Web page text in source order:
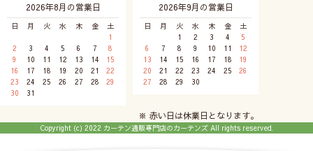
2026年8月の営業日
日 月 火 水 木 金
土
1
2
3 4 5 6 7
8
9
10 11 12 13 14
15
16
17 18 19 20 21
22
23
24 25 26 27 28
29
30
31
2026年9月の営業日
日 月 火 水 木 金
土
1
2 3 4
5
6
7 8 9 10 11
12
13
14 15 16 17 18
19
20
21 22 23 24 25
26
27
28 29 30
※ 赤い日は休業日となります。
Copyright (c) 2022 カーテン通販専門店のカーテンズ All rights reserved.